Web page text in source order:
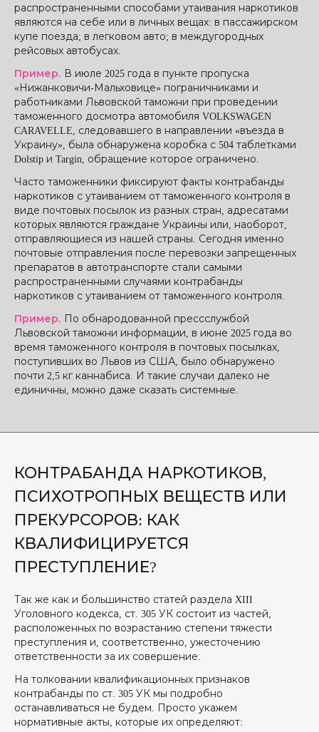
распространенными способами утаивания наркотиков
являются на себе или в личных вещах: в пассажирском
купе поезда; в легковом авто; в междугородных
рейсовых автобусах.
Пример. В июле 2025 года в пункте пропуска
«Нижанковичи-Мальховице» пограничниками и
работниками Львовской таможни при проведении
таможенного досмотра автомобиля VOLKSWAGEN
CARAVELLE, следовавшего в направлении «въезда в
Украину», была обнаружена коробка с 504 таблетками
Dolstip и Targin, обращение которое ограничено.
Часто таможенники фиксируют факты контрабанды
наркотиков с утаиванием от таможенного контроля в
виде почтовых посылок из разных стран, адресатами
которых являются граждане Украины или, наоборот,
отправляющиеся из нашей страны. Сегодня именно
почтовые отправления после перевозки запрещенных
препаратов в автотранспорте стали самыми
распространенными случаями контрабанды
наркотиков с утаиванием от таможенного контроля.
Пример. По обнародованной прессслужбой
Львовской таможни информации, в июне 2025 года во
время таможенного контроля в почтовых посылках,
поступивших во Львов из США, было обнаружено
почти 2,5 кг каннабиса. И такие случаи далеко не
единичны, можно даже сказать системные.
КОНТРАБАНДА НАРКОТИКОВ,
ПСИХОТРОПНЫХ ВЕЩЕСТВ ИЛИ
ПРЕКУРСОРОВ: КАК
КВАЛИФИЦИРУЕТСЯ
ПРЕСТУПЛЕНИЕ?
Так же как и большинство статей раздела XIII
Уголовного кодекса, ст. 305 УК состоит из частей,
расположенных по возрастанию степени тяжести
преступления и, соответственно, ужесточению
ответственности за их совершение.
На толковании квалификационных признаков
контрабанды по ст. 305 УК мы подробно
останавливаться не будем. Просто укажем
нормативные акты, которые их определяют: